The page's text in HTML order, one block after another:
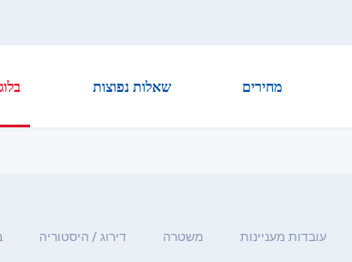
מחירים שאלות נפוצות בלוג
עובדות מעניינות משטרה דירוג / היסטוריה